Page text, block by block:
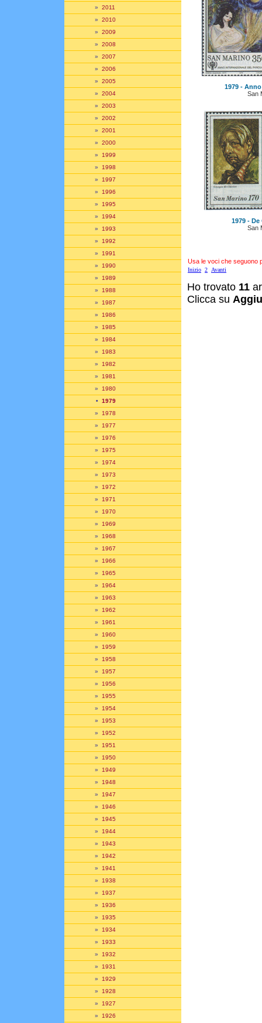
» 2011
» 2010
» 2009
» 2008
» 2007
» 2006
» 2005
» 2004
» 2003
» 2002
» 2001
» 2000
» 1999
» 1998
» 1997
» 1996
» 1995
» 1994
» 1993
» 1992
» 1991
» 1990
» 1989
» 1988
» 1987
» 1986
» 1985
» 1984
» 1983
» 1982
» 1981
» 1980
• 1979
» 1978
» 1977
» 1976
» 1975
» 1974
» 1973
» 1972
» 1971
» 1970
» 1969
» 1968
» 1967
» 1966
» 1965
» 1964
» 1963
» 1962
» 1961
» 1960
» 1959
» 1958
» 1957
» 1956
» 1955
» 1954
» 1953
» 1952
» 1951
» 1950
» 1949
» 1948
» 1947
» 1946
» 1945
» 1944
» 1943
» 1942
» 1941
» 1938
» 1937
» 1936
» 1935
» 1934
» 1933
» 1932
» 1931
» 1929
» 1928
» 1927
» 1926
1979 -
San
1979 - De
San
Usa le voci che seguono
Inizio 2 Avanti
Ho trovato 11
Clicca su